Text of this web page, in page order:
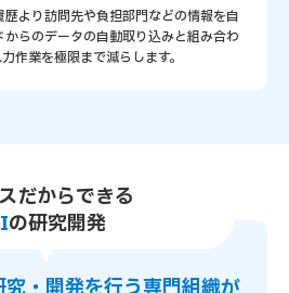
より訪問先や負担部門などの情報を自
らのデータの自動取り込みと組み合わ
作業を極限まで減らします。
だからできる
の研究開発